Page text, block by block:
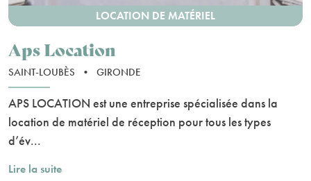
LOCATION DE MATÉRIEL
Aps Location
SAINT-LOUBÈS • GIRONDE
APS LOCATION est une entreprise spécialisée dans la
location de matériel de réception pour tous les types
d’év...
Lire la suite